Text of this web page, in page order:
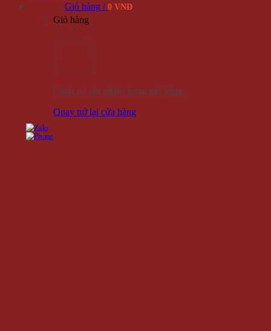
Giỏ hàng / 0 VNĐ
Giỏ hàng
Chưa có sản phẩm trong giỏ hàng.
Quay trở lại cửa hàng